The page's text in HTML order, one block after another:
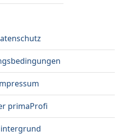
primaProfi